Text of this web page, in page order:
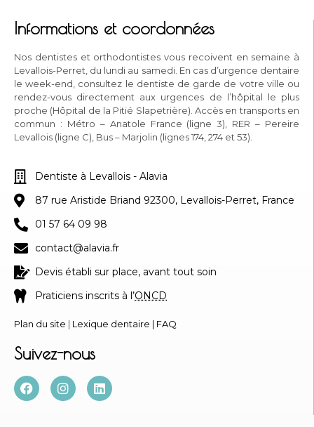
Informations et coordonnées
Nos dentistes et orthodontistes vous recoivent en semaine à
Levallois-Perret, du lundi au samedi. En cas d’urgence dentaire
le week-end, consultez le dentiste de garde de votre ville ou
rendez-vous directement aux urgences de l’hôpital le plus
proche (Hôpital de la Pitié Slapetrière). Accès en transports en
commun : Métro – Anatole France (ligne 3), RER – Pereire
Levallois (ligne C), Bus – Marjolin (lignes 174, 274 et 53).
Dentiste à Levallois - Alavia
87 rue Aristide Briand 92300, Levallois-Perret, France
01 57 64 09 98
contact@alavia.fr
Devis établi sur place, avant tout soin
Praticiens inscrits à l’ONCD
Plan du site | Lexique dentaire | FAQ
Suivez-nous